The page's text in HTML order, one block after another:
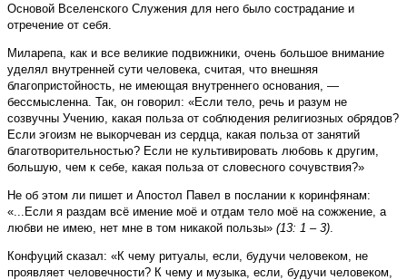
Основой Вселенского Служения для него было сострадание и
отречение от себя.
Миларепа, как и все великие подвижники, очень большое внимание
уделял внутренней сути человека, считая, что внешняя
благопристойность, не имеющая внутреннего основания, —
бессмысленна. Так, он говорил: «Если тело, речь и разум не
созвучны Учению, какая польза от соблюдения религиозных обрядов?
Если эгоизм не выкорчеван из сердца, какая польза от занятий
благотворительностью? Если не культивировать любовь к другим,
большую, чем к себе, какая польза от словесного сочувствия?»
Не об этом ли пишет и Апостол Павел в послании к коринфянам:
«...Если я раздам всё имение моё и отдам тело моё на сожжение, а
любви не имею, нет мне в том никакой пользы» (13: 1 – 3)
Конфуций сказал: «К чему ритуалы, если, будучи человеком, не
проявляет человечности? К чему и музыка, если, будучи человеком,